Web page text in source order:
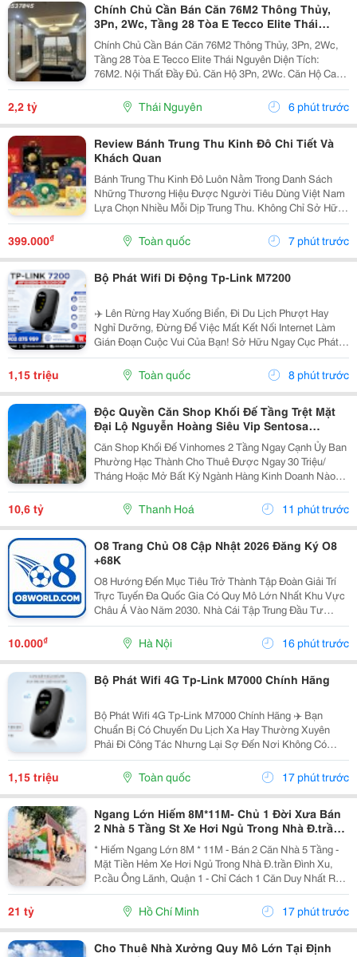
Chính Chủ Cần Bán Căn 76M2 Thông Thủy,
3Pn, 2Wc, Tầng 28 Tòa E Tecco Elite Thái
Nguyên
Chính Chủ Cần Bán Căn 76M2 Thông Thủy, 3Pn, 2Wc,
Tầng 28 Tòa E Tecco Elite Thái Nguyên Diện Tích:
76M2. Nội Thất Đầy Đủ. Căn Hộ 3Pn, 2Wc. Căn Hộ Cao
Cấp Thiết Kế Với Phong Cách Hiện Đại, Tối Ưu Công
Năng Sử Dụng Và Tận Dụng Tối Đa Ánh Sáng Tự...
2,2 tỷ Thái Nguyên 6 phút trước
Review Bánh Trung Thu Kinh Đô Chi Tiết Và
Khách Quan
Bánh Trung Thu Kinh Đô Luôn Nằm Trong Danh Sách
Những Thương Hiệu Được Người Tiêu Dùng Việt Nam
Lựa Chọn Nhiều Mỗi Dịp Trung Thu. Không Chỉ Sở Hữu
Hương Vị Quen Thuộc, Kinh Đô Còn Liên Tục Cải Tiến
Mẫu Mã Và Đa Dạng Dòng Sản Phẩm Để Đáp Ứng
Nhiều Nhu...
399.000₫ Toàn quốc 7 phút trước
Bộ Phát Wifi Di Động Tp-Link M7200
✈️ Lên Rừng Hay Xuống Biển, Đi Du Lịch Phượt Hay
Nghỉ Dưỡng, Đừng Để Việc Mất Kết Nối Internet Làm
Gián Đoạn Cuộc Vui Của Bạn! Sở Hữu Ngay Cục Phát
Wifi Di Động "Nhỏ Nhưng Có Võ" Này Để Tha Hồ Lướt
Web, Check-In Sống Ảo, Video Call Cho Người Thân...
1,15 triệu Toàn quốc 8 phút trước
Độc Quyền Căn Shop Khối Đế Tầng Trệt Mặt
Đại Lộ Nguyễn Hoàng Siêu Vip Sentosa
Vinhomes Star City Thanh Hóa
Căn Shop Khối Đế Vinhomes 2 Tầng Ngay Cạnh Ủy Ban
Phường Hạc Thành Cho Thuê Được Ngay 30 Triệu/
Tháng Hoặc Mở Bất Kỳ Ngành Hàng Kinh Doanh Nào
Cũng Ra Tiền Có Sẵn Dân Cư 4000 Người Trên Các Tòa
Căn Hộ Và Toàn Bộ Là Cư Dân Cao Cấp Vinhomes
10,6 tỷ Thanh Hoá 11 phút trước
O8 Trang Chủ O8 Cập Nhật 2026 Đăng Ký O8
+68K
O8 Hướng Đến Mục Tiêu Trở Thành Tập Đoàn Giải Trí
Trực Tuyến Đa Quốc Gia Có Quy Mô Lớn Nhất Khu Vực
Châu Á Vào Năm 2030. Nhà Cái Tập Trung Đầu Tư
Mạnh Mẽ Vào Nền Tảng Công Nghệ Trí Tuệ Nhân Tạo
Nhằm Cá Nhân Hóa Trải Nghiệm, Đồng Thời Mở Rộng
Tầm Ảnh...
10.000₫ Hà Nội 16 phút trước
Bộ Phát Wifi 4G Tp-Link M7000 Chính Hãng
Bộ Phát Wifi 4G Tp-Link M7000 Chính Hãng ✈️ Bạn
Chuẩn Bị Có Chuyến Du Lịch Xa Hay Thường Xuyên
Phải Đi Công Tác Nhưng Lại Sợ Đến Nơi Không Có
Wifi, Sóng 3G/4G Trên Điện Thoại Chập Chờn Và Tốn
Pin? Đừng Lo! Đã Có "Vũ Khí Bí Mật" Tp-Link M7000
1,15 triệu Toàn quốc 17 phút trước
Ngang Lớn Hiếm 8M*11M- Chủ 1 Đời Xưa Bán
2 Nhà 5 Tầng St Xe Hơi Ngủ Trong Nhà Đ.trần
Đình Xu, Quận 1- Khu Vip Ngay Ubnd Góc Trần
Hưng Đạo &
* Hiếm Ngang Lớn 8M * 11M - Bán 2 Căn Nhà 5 Tầng -
Mặt Tiền Hẻm Xe Hơi Ngủ Trong Nhà Đ.trần Đình Xu,
P.cầu Ông Lãnh, Quận 1 - Chỉ Cách 1 Căn Duy Nhất Ra
Mặt Tiền - 093.867.6685 Giang Giang + Diện Tích:
91M2. + Kết Cấu: Gồm 2 Nhà 5 Tầng Đúc Btct -...
21 tỷ Hồ Chí Minh 17 phút trước
Cho Thuê Nhà Xưởng Quy Mô Lớn Tại Định